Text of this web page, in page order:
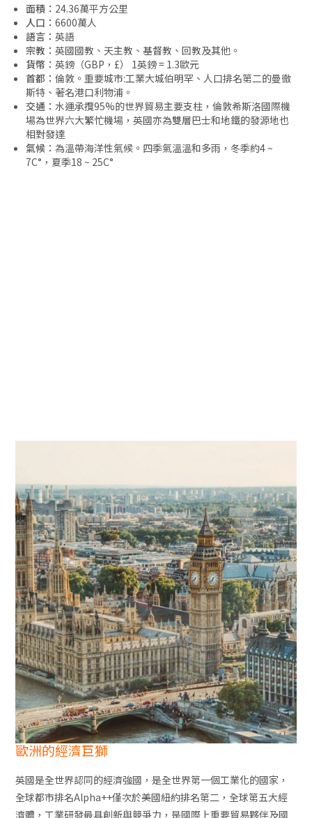
面積： 24.36萬平方公里
人口： 6600萬人
語言： 英語
宗教： 英國國教、天主教、基督教、回教及其他。
貨幣： 英鎊（GBP，£） 1英鎊 = 1.3歐元
首都： 倫敦。重要城市:工業大城伯明罕、人口排名第二的曼徹
斯特、著名港口利物浦。
交通： 水運承攬95%的世界貿易主要支柱，倫敦希斯洛國際機
場為世界六大繁忙機場，英國亦為雙層巴士和地鐵的發源地也
相對發達
氣候： 為溫帶海洋性氣候。四季氣溫溫和多雨，冬季約4 ~
7C°，夏季18 ~ 25C°
歐洲的經濟巨獅
英國是全世界認同的經濟強國，是全世界第一個工業化的國家，
全球都市排名Alpha++僅次於美國紐約排名第二，全球第五大經
濟體，工業研發最具創新與競爭力，是國際上重要貿易夥伴及國